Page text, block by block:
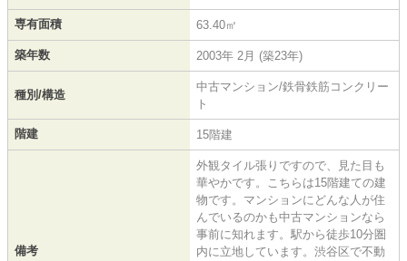
専有面積 63.40㎡
築年数 2003年 2月 (築23年)
種別/構造
中古マンション/鉄骨鉄筋コンクリー
ト
階建 15階建
備考
外観タイル張りですので、見た目も
華やかです。こちらは15階建ての建
物です。マンションにどんな人が住
んでいるのかも中古マンションなら
事前に知れます。駅から徒歩10分圏
内に立地しています。渋谷区で不動